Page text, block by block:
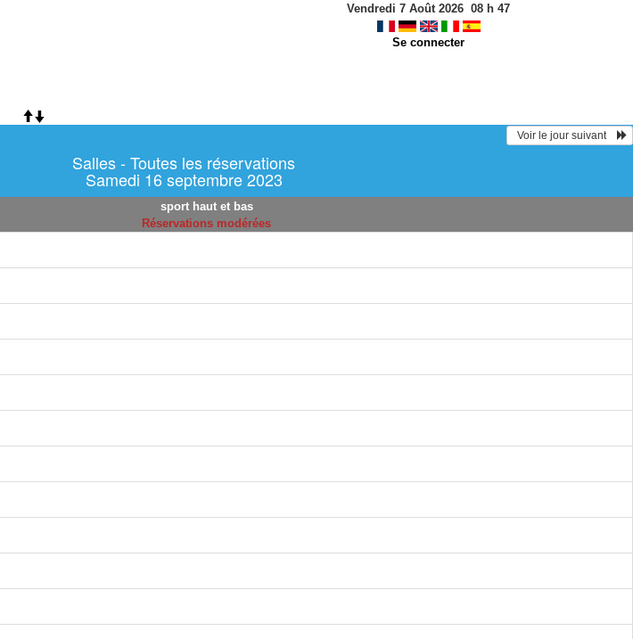
Vendredi 7 Août 2026 08 h 47
Se connecter
  Voir le jour suivant
Salles - Toutes les réservations
Samedi 16 septembre 2023
sport haut et bas
Réservations modérées